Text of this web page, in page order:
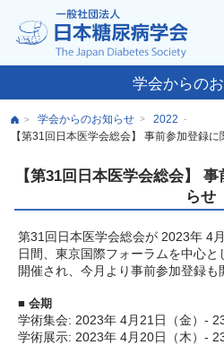
学会からの
> 学会からのお知らせ > 2022 -
【第31回日本医学会総会】 事前参加登録
【第31回日本医学会総会】
らせ
第31回日本医学会総会が 2023年 4
日間、東京国際フォーラムを中心
開催され、今月より事前参加登録も
■ 会期
学術集会: 2023年 4月21日（金）‐
学術展示: 2023年 4月20日（木）‐